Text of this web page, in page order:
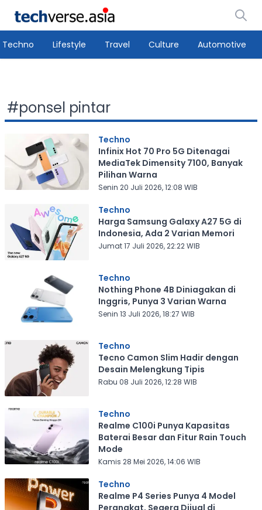
Techno Lifestyle Travel Culture Automotive
#ponsel pintar
Techno
Infinix Hot 70 Pro 5G Ditenagai
MediaTek Dimensity 7100, Banyak
Pilihan Warna
Senin 20 Juli 2026, 12:08 WIB
Techno
Harga Samsung Galaxy A27 5G di
Indonesia, Ada 2 Varian Memori
Jumat 17 Juli 2026, 22:22 WIB
Techno
Nothing Phone 4B Diniagakan di
Inggris, Punya 3 Varian Warna
Senin 13 Juli 2026, 18:27 WIB
Techno
Tecno Camon Slim Hadir dengan
Desain Melengkung Tipis
Rabu 08 Juli 2026, 12:28 WIB
Techno
Realme C100i Punya Kapasitas
Baterai Besar dan Fitur Rain Touch
Mode
Kamis 28 Mei 2026, 14:06 WIB
Techno
Realme P4 Series Punya 4 Model
Perangkat, Segera Dijual di